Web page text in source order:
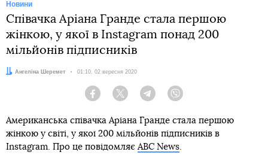
Новини
Співачка Аріана Гранде стала першою
жінкою, у якої в Instagram понад 200
мільйонів підписників
Автор:
Ангеліна Шеремет Дата:
01:10, 02 вересня 2020
Facebook Twitter Telegram
Американська співачка Аріана Гранде стала першою
жінкою у світі, у якої 200 мільйонів підписників в
Instagram. Про це повідомляєABC News.